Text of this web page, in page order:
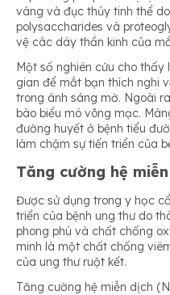
vàng và đục thủy tinh thể
polysaccharides và
vệ các dây thần kinh của
Một số nghiên cứu cho
gian để mắt bạn thích nghi
trong ánh sáng mờ. Ngoài
bào biểu mô võng mạc.
đường huyết ở bệnh tiểu
làm chậm sự tiến triển của
Tăng cường hệ
Được sử dụng trong y học
triển của bệnh ung thư do
phong phú và chất chống
minh là một chất chống
của ung thư ruột kết.
Tăng cường hệ miễn dịch